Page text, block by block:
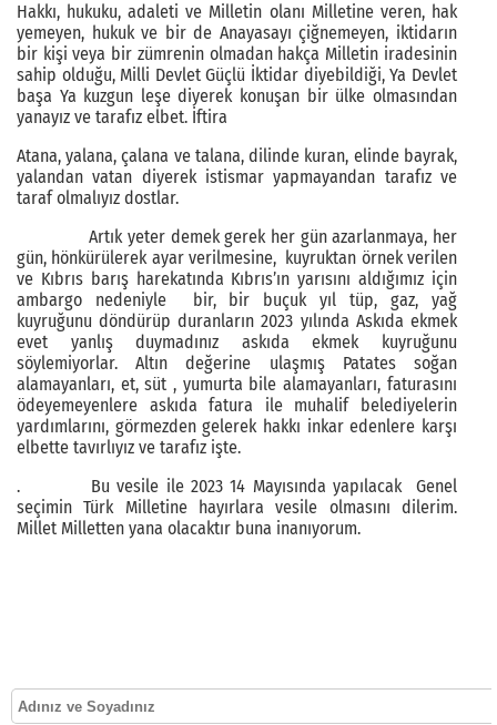
Hakkı, hukuku, adaleti ve Milletin olanı Milletine veren, hak
yemeyen, hukuk ve bir de Anayasayı çiğnemeyen, iktidarın
bir kişi veya bir zümrenin olmadan hakça Milletin iradesinin
sahip olduğu, Milli Devlet Güçlü İktidar diyebildiği, Ya Devlet
başa Ya kuzgun leşe diyerek konuşan bir ülke olmasından
yanayız ve tarafız elbet. İftira
Atana, yalana, çalana ve talana, dilinde kuran, elinde bayrak,
yalandan vatan diyerek istismar yapmayandan tarafız ve
taraf olmalıyız dostlar.
Artık yeter demek gerek her gün azarlanmaya, her
gün, hönkürülerek ayar verilmesine, kuyruktan örnek verilen
ve Kıbrıs barış harekatında Kıbrıs’ın yarısını aldığımız için
ambargo nedeniyle bir, bir buçuk yıl tüp, gaz, yağ
kuyruğunu döndürüp duranların 2023 yılında Askıda ekmek
evet yanlış duymadınız askıda ekmek kuyruğunu
söylemiyorlar. Altın değerine ulaşmış Patates soğan
alamayanları, et, süt , yumurta bile alamayanları, faturasını
ödeyemeyenlere askıda fatura ile muhalif belediyelerin
yardımlarını, görmezden gelerek hakkı inkar edenlere karşı
elbette tavırlıyız ve tarafız işte.
. Bu vesile ile 2023 14 Mayısında yapılacak Genel
seçimin Türk Milletine hayırlara vesile olmasını dilerim.
Millet Milletten yana olacaktır buna inanıyorum.